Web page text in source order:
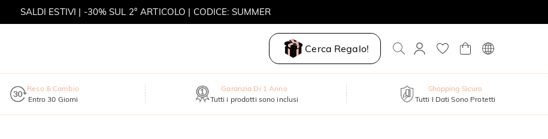
MOVE MY WAY | ACQUISTA 3, COLLANA IN REGALO
Cerca Regalo!
Reso & Cambio
Entro 30 Giorni
Garanzia Di 1 Anno
Tutti i prodotti sono inclusi
Shopping Sicuro
Tutti I Dati Sono Protetti